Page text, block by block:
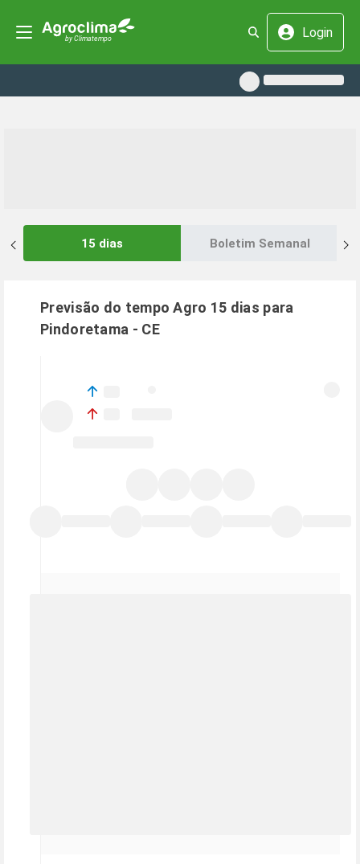
Login
15 dias Boletim Semanal
Previsão do tempo Agro 15 dias para
Pindoretama - CE